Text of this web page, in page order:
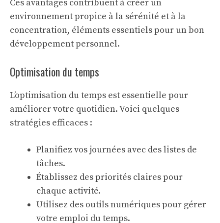
Ces avantages contribuent à créer un
environnement propice à la sérénité et à la
concentration, éléments essentiels pour un bon
développement personnel.
Optimisation du temps
L’optimisation du temps est essentielle pour
améliorer votre quotidien. Voici quelques
stratégies efficaces :
Planifiez vos journées avec des listes de
tâches.
Établissez des priorités claires pour
chaque activité.
Utilisez des outils numériques pour gérer
votre emploi du temps.